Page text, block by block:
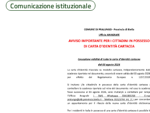
Comunicazione istituzionale